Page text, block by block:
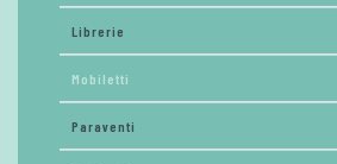
Librerie
Mobiletti
Paraventi